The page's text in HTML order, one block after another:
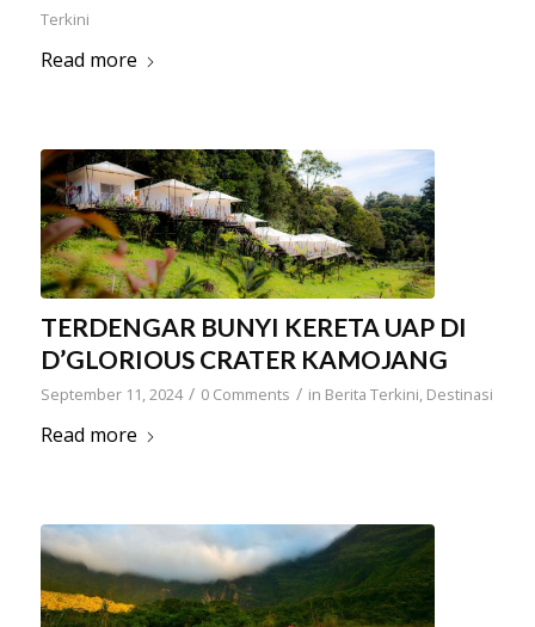
Terkini
Read more
TERDENGAR BUNYI KERETA UAP DI
D’GLORIOUS CRATER KAMOJANG
September 11, 2024 / 0 Comments / in Berita Terkini, Destinasi
Read more